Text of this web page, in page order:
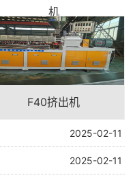
机
F40挤出机
2025-02-11
2025-02-11